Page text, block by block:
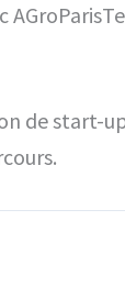
de start-